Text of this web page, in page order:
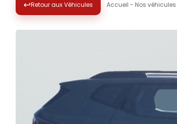
↩Retour aux Véhicules Accueil - Nos véhicules